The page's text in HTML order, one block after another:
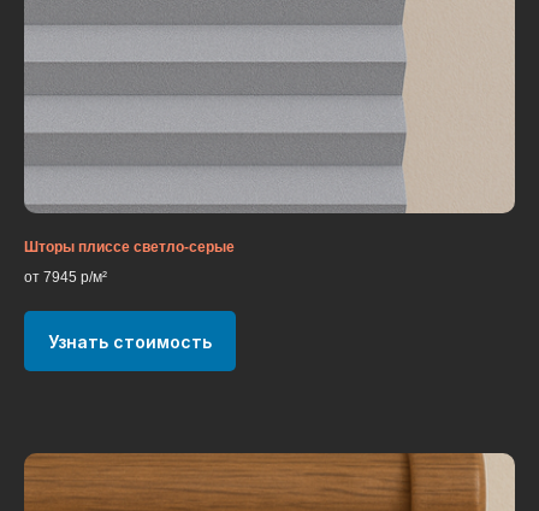
Шторы плиссе светло-серые
от 7945 р/м²
Узнать стоимость